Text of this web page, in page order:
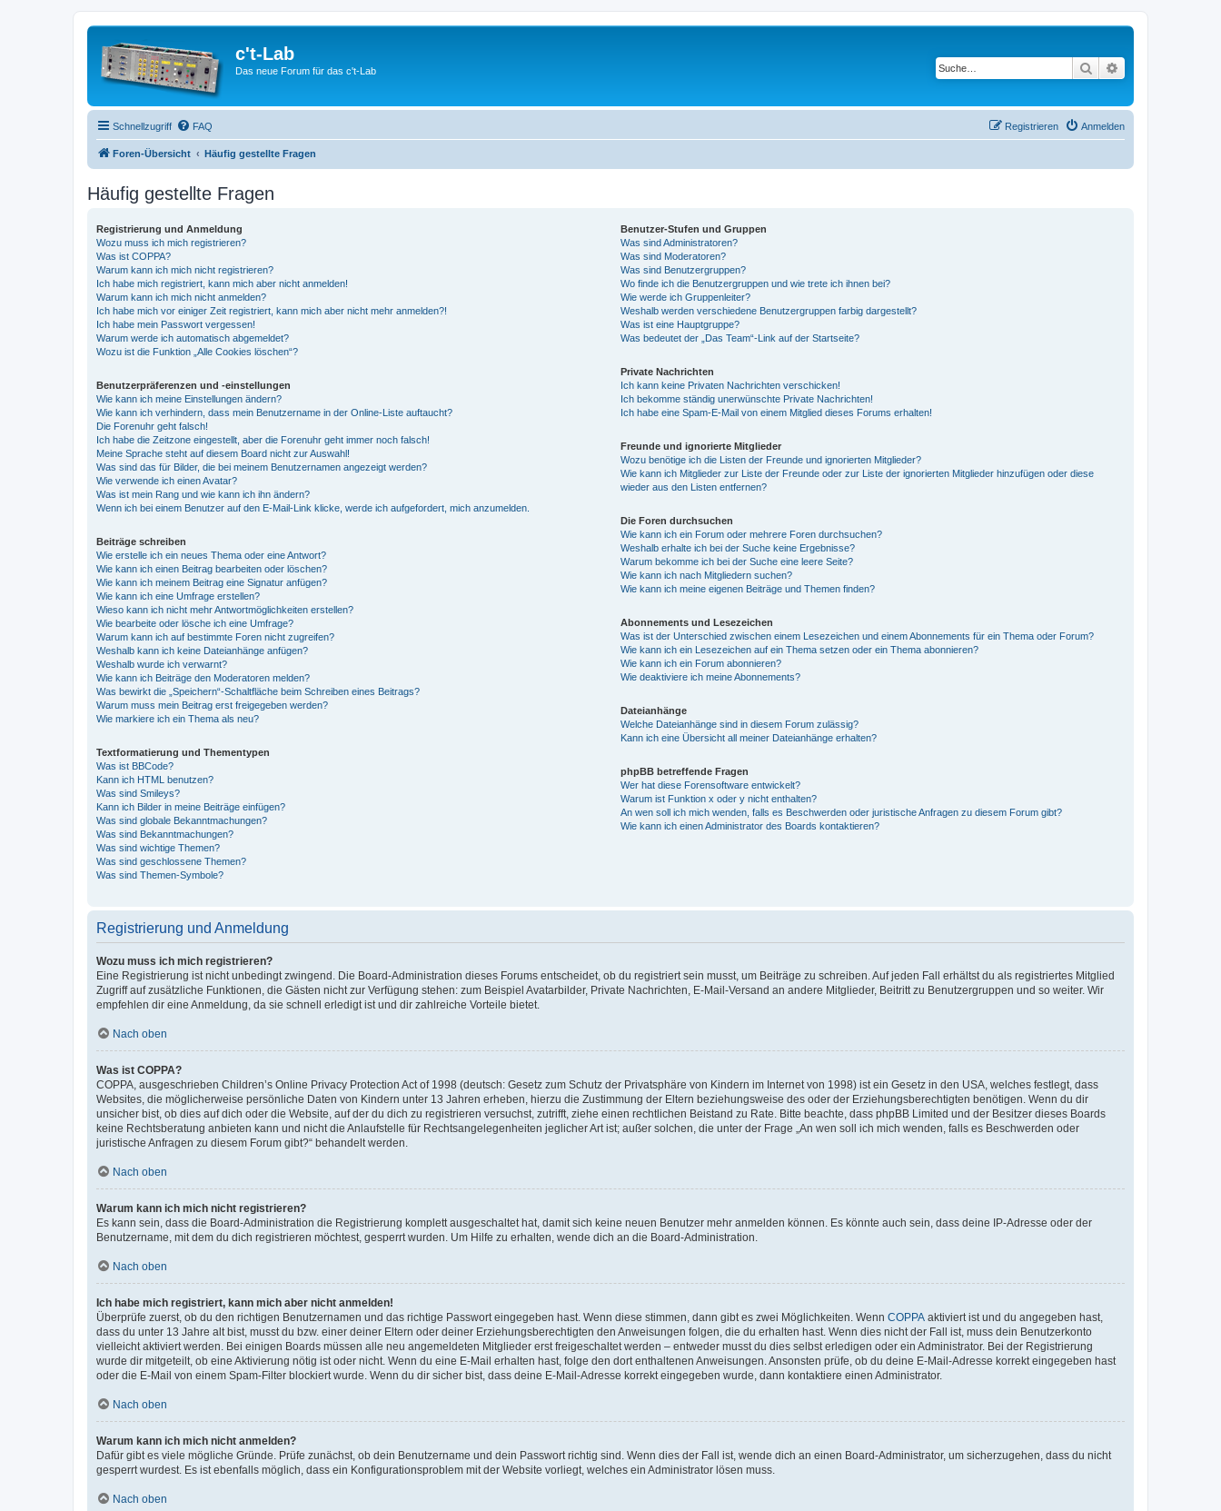
c't-Lab
Das neue Forum für das c't-Lab Suche
Schnellzugriff FAQ Anmelden
Registrieren
Foren-Übersicht Häufig gestellte Fragen
Häufig gestellte Fragen
Registrierung und Anmeldung
Wozu muss ich mich registrieren?
Was ist COPPA?
Warum kann ich mich nicht registrieren?
Ich habe mich registriert, kann mich aber nicht anmelden!
Warum kann ich mich nicht anmelden?
Ich habe mich vor einiger Zeit registriert, kann mich aber nicht mehr anmelden?!
Ich habe mein Passwort vergessen!
Warum werde ich automatisch abgemeldet?
Wozu ist die Funktion „Alle Cookies löschen“?
Benutzerpräferenzen und -einstellungen
Wie kann ich meine Einstellungen ändern?
Wie kann ich verhindern, dass mein Benutzername in der Online-Liste auftaucht?
Die Forenuhr geht falsch!
Ich habe die Zeitzone eingestellt, aber die Forenuhr geht immer noch falsch!
Meine Sprache steht auf diesem Board nicht zur Auswahl!
Was sind das für Bilder, die bei meinem Benutzernamen angezeigt werden?
Wie verwende ich einen Avatar?
Was ist mein Rang und wie kann ich ihn ändern?
Wenn ich bei einem Benutzer auf den E-Mail-Link klicke, werde ich aufgefordert, mich anzumelden.
Beiträge schreiben
Wie erstelle ich ein neues Thema oder eine Antwort?
Wie kann ich einen Beitrag bearbeiten oder löschen?
Wie kann ich meinem Beitrag eine Signatur anfügen?
Wie kann ich eine Umfrage erstellen?
Wieso kann ich nicht mehr Antwortmöglichkeiten erstellen?
Wie bearbeite oder lösche ich eine Umfrage?
Warum kann ich auf bestimmte Foren nicht zugreifen?
Weshalb kann ich keine Dateianhänge anfügen?
Weshalb wurde ich verwarnt?
Wie kann ich Beiträge den Moderatoren melden?
Was bewirkt die „Speichern“-Schaltfläche beim Schreiben eines Beitrags?
Warum muss mein Beitrag erst freigegeben werden?
Wie markiere ich ein Thema als neu?
Textformatierung und Thementypen
Was ist BBCode?
Kann ich HTML benutzen?
Was sind Smileys?
Kann ich Bilder in meine Beiträge einfügen?
Was sind globale Bekanntmachungen?
Was sind Bekanntmachungen?
Was sind wichtige Themen?
Was sind geschlossene Themen?
Was sind Themen-Symbole?
Benutzer-Stufen und Gruppen
Was sind Administratoren?
Was sind Moderatoren?
Was sind Benutzergruppen?
Wo finde ich die Benutzergruppen und wie trete ich ihnen bei?
Wie werde ich Gruppenleiter?
Weshalb werden verschiedene Benutzergruppen farbig dargestellt?
Was ist eine Hauptgruppe?
Was bedeutet der „Das Team“-Link auf der Startseite?
Private Nachrichten
Ich kann keine Privaten Nachrichten verschicken!
Ich bekomme ständig unerwünschte Private Nachrichten!
Ich habe eine Spam-E-Mail von einem Mitglied dieses Forums erhalten!
Freunde und ignorierte Mitglieder
Wozu benötige ich die Listen der Freunde und ignorierten Mitglieder?
Wie kann ich Mitglieder zur Liste der Freunde oder zur Liste der ignorierten Mitglieder hinzufügen oder diese
wieder aus den Listen entfernen?
Die Foren durchsuchen
Wie kann ich ein Forum oder mehrere Foren durchsuchen?
Weshalb erhalte ich bei der Suche keine Ergebnisse?
Warum bekomme ich bei der Suche eine leere Seite?
Wie kann ich nach Mitgliedern suchen?
Wie kann ich meine eigenen Beiträge und Themen finden?
Abonnements und Lesezeichen
Was ist der Unterschied zwischen einem Lesezeichen und einem Abonnements für ein Thema oder Forum?
Wie kann ich ein Lesezeichen auf ein Thema setzen oder ein Thema abonnieren?
Wie kann ich ein Forum abonnieren?
Wie deaktiviere ich meine Abonnements?
Dateianhänge
Welche Dateianhänge sind in diesem Forum zulässig?
Kann ich eine Übersicht all meiner Dateianhänge erhalten?
phpBB betreffende Fragen
Wer hat diese Forensoftware entwickelt?
Warum ist Funktion x oder y nicht enthalten?
An wen soll ich mich wenden, falls es Beschwerden oder juristische Anfragen zu diesem Forum gibt?
Wie kann ich einen Administrator des Boards kontaktieren?
Registrierung und Anmeldung
Wozu muss ich mich registrieren?
Eine Registrierung ist nicht unbedingt zwingend. Die Board-Administration dieses Forums entscheidet, ob du registriert sein musst, um Beiträge zu schreiben. Auf jeden Fall erhältst du als registriertes Mitglied
Zugriff auf zusätzliche Funktionen, die Gästen nicht zur Verfügung stehen: zum Beispiel Avatarbilder, Private Nachrichten, E-Mail-Versand an andere Mitglieder, Beitritt zu Benutzergruppen und so weiter. Wir
empfehlen dir eine Anmeldung, da sie schnell erledigt ist und dir zahlreiche Vorteile bietet.
Nach oben
Was ist COPPA?
COPPA, ausgeschrieben Children’s Online Privacy Protection Act of 1998 (deutsch: Gesetz zum Schutz der Privatsphäre von Kindern im Internet von 1998) ist ein Gesetz in den USA, welches festlegt, dass
Websites, die möglicherweise persönliche Daten von Kindern unter 13 Jahren erheben, hierzu die Zustimmung der Eltern beziehungsweise des oder der Erziehungsberechtigten benötigen. Wenn du dir
unsicher bist, ob dies auf dich oder die Website, auf der du dich zu registrieren versuchst, zutrifft, ziehe einen rechtlichen Beistand zu Rate. Bitte beachte, dass phpBB Limited und der Besitzer dieses Boards
keine Rechtsberatung anbieten kann und nicht die Anlaufstelle für Rechtsangelegenheiten jeglicher Art ist; außer solchen, die unter der Frage „An wen soll ich mich wenden, falls es Beschwerden oder
juristische Anfragen zu diesem Forum gibt?“ behandelt werden.
Nach oben
Warum kann ich mich nicht registrieren?
Es kann sein, dass die Board-Administration die Registrierung komplett ausgeschaltet hat, damit sich keine neuen Benutzer mehr anmelden können. Es könnte auch sein, dass deine IP-Adresse oder der
Benutzername, mit dem du dich registrieren möchtest, gesperrt wurden. Um Hilfe zu erhalten, wende dich an die Board-Administration.
Nach oben
Ich habe mich registriert, kann mich aber nicht anmelden!
Überprüfe zuerst, ob du den richtigen Benutzernamen und das richtige Passwort eingegeben hast. Wenn diese stimmen, dann gibt es zwei Möglichkeiten. Wenn COPPA aktiviert ist und du angegeben hast,
dass du unter 13 Jahre alt bist, musst du bzw. einer deiner Eltern oder deiner Erziehungsberechtigten den Anweisungen folgen, die du erhalten hast. Wenn dies nicht der Fall ist, muss dein Benutzerkonto
vielleicht aktiviert werden. Bei einigen Boards müssen alle neu angemeldeten Mitglieder erst freigeschaltet werden – entweder musst du dies selbst erledigen oder ein Administrator. Bei der Registrierung
wurde dir mitgeteilt, ob eine Aktivierung nötig ist oder nicht. Wenn du eine E-Mail erhalten hast, folge den dort enthaltenen Anweisungen. Ansonsten prüfe, ob du deine E-Mail-Adresse korrekt eingegeben hast
oder die E-Mail von einem Spam-Filter blockiert wurde. Wenn du dir sicher bist, dass deine E-Mail-Adresse korrekt eingegeben wurde, dann kontaktiere einen Administrator.
Nach oben
Warum kann ich mich nicht anmelden?
Dafür gibt es viele mögliche Gründe. Prüfe zunächst, ob dein Benutzername und dein Passwort richtig sind. Wenn dies der Fall ist, wende dich an einen Board-Administrator, um sicherzugehen, dass du nicht
gesperrt wurdest. Es ist ebenfalls möglich, dass ein Konfigurationsproblem mit der Website vorliegt, welches ein Administrator lösen muss.
Nach oben